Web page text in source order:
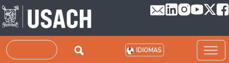
Pasar al contenido principal
Buscar IDIOMAS